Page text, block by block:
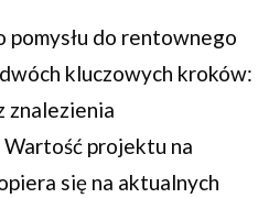
pomysłu do rentownego
kluczowych kroków:
znalezienia
projektu na
się na aktualnych